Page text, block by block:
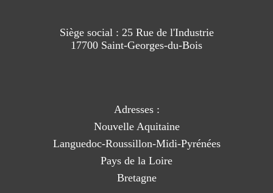
Siège social : 25 Rue de l'Industrie
17700 Saint-Georges-du-Bois
Adresses :
Nouvelle Aquitaine
Languedoc-Roussillon-Midi-Pyrénées
Pays de la Loire
Bretagne